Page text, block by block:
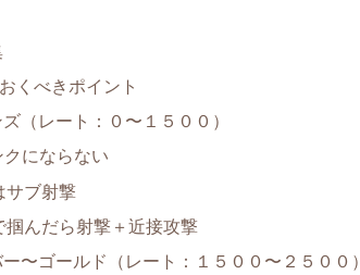
くべきポイント
（レート：０〜１５００）
クにならない
サブ射撃
掴んだら射撃＋近接攻撃
〜ゴールド（レート：１５００〜２５００）